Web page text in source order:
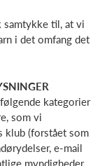
samtykke til, at vi
i det omfang det
kategorier
som vi
klub (forstået som
e-mail
myndigheder.